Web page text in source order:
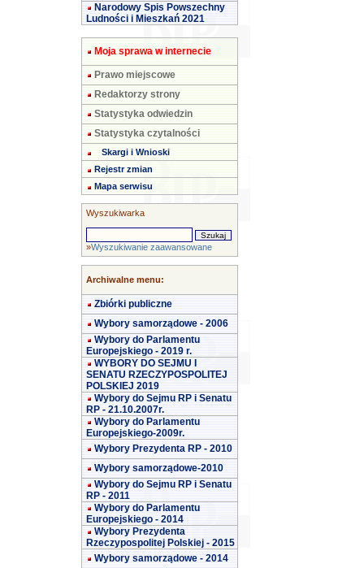
Narodowy Spis Powszechny
Ludności i Mieszkań 2021
Moja sprawa w internecie
Prawo miejscowe
Redaktorzy strony
Statystyka odwiedzin
Statystyka czytalności
Skargi i Wnioski
Rejestr zmian
Mapa serwisu
Wyszukiwarka
»Wyszukiwanie zaawansowane
Archiwalne menu:
Zbiórki publiczne
Wybory samorządowe - 2006
Wybory do Parlamentu
Europejskiego - 2019 r.
WYBORY DO SEJMU I
SENATU RZECZYPOSPOLITEJ
POLSKIEJ 2019
Wybory do Sejmu RP i Senatu
RP - 21.10.2007r.
Wybory do Parlamentu
Europejskiego-2009r.
Wybory Prezydenta RP - 2010
Wybory samorządowe-2010
Wybory do Sejmu RP i Senatu
RP - 2011
Wybory do Parlamentu
Europejskiego - 2014
Wybory Prezydenta
Rzeczypospolitej Polskiej - 2015
Wybory samorządowe - 2014